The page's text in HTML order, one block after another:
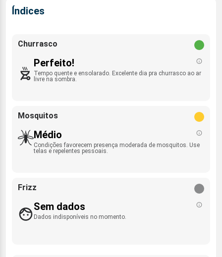
Índices
Churrasco
Perfeito!
Tempo quente e ensolarado. Excelente dia pra churrasco ao ar
livre na sombra.
Mosquitos
Médio
Condições favorecem presença moderada de mosquitos. Use
telas e repelentes pessoais.
Frizz
Sem dados
Dados indisponíveis no momento.